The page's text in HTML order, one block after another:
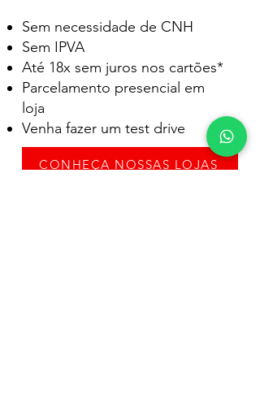
Sem necessidade de CNH
Sem IPVA
Até 18x sem juros nos cartões*
Parcelamento presencial em
loja
Venha fazer um test drive
CONHEÇA NOSSAS LOJAS